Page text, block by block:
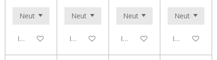
In den WarenkorbIn den WarenkorbIn den WarenkorbIn den